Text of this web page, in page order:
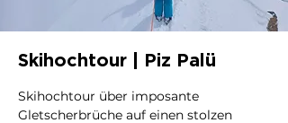
Skihochtour | Piz Palü
Skihochtour über imposante
Gletscherbrüche auf einen stolzen